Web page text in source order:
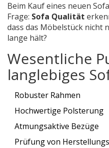
Beim Kauf eines neuen
Frage: Sofa Qualität
dass das Möbelstück nicht
lange hält?
Wesentliche
langlebiges
Robuster Rahmen
Hochwertige Polsterung
Atmungsaktive Bezüge
Prüfung von